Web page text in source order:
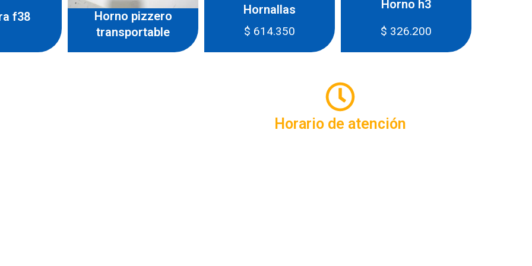
f38
Horno pizzero
transportable
Hornallas
$ 614.350
Horno h3
$ 326.200
o querés
Horario de atención